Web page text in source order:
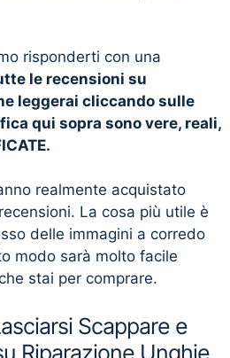
risponderti con una
le recensioni su
leggerai cliccando sulle
qui sopra sono vere, reali,
realmente acquistato
La cosa più utile è
delle immagini a corredo
modo sarà molto facile
stai per comprare.
Scappare e
Riparazione Unghie